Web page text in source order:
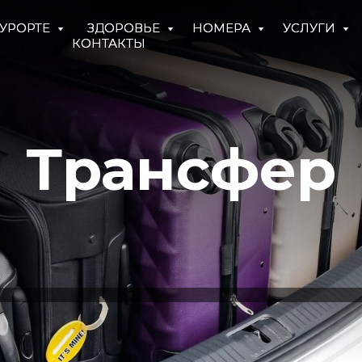
ЗДОРОВЬЕ НОМЕРА
УСЛУГИ
КОНТАКТЫ
ЗДОРОВЬЕ НОМЕРА
УСЛУГИ
КОНТАКТЫ
Трансфер